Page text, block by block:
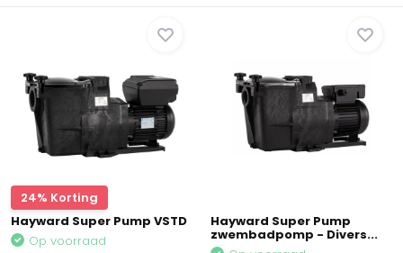
24% Korting
Hayward Super Pump VSTD
Op voorraad
Hayward Super Pump
zwembadpomp - Divers...